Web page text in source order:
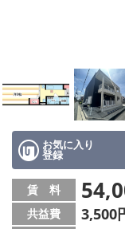
AcePlanner公式ラ
スタッフ紹介
リフォーム のこと
お気に入り
登録
賃 料
共益費 3,500